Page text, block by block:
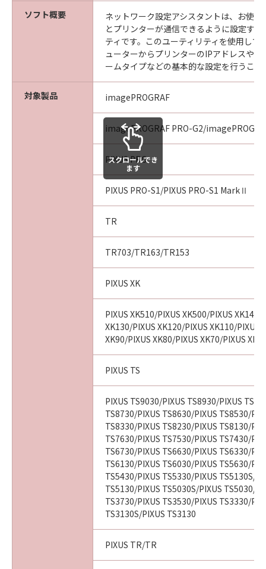
ソフト概要
ネットワーク設定アシスタントは、お使
とプリンターが通信できるように設定す
ティです。このユーティリティを使用して
ューターからプリンターのIPアドレスや
ームタイプなどの基本的な設定を行うこと
対象製品 imagePROGRAF
imagePROGRAF PRO-G2/
PIXUS PRO
PIXUS PRO-S1/PIXUS PRO-S1 MarkⅡ
TR
TR703/TR163/TR153
PIXUS XK
PIXUS XK510/PIXUS XK500/PIXUS XK140/
XK130/PIXUS XK120/PIXUS XK110/PIXUS
XK90/PIXUS XK80/PIXUS XK70/PIXUS
PIXUS TS
PIXUS TS9030/PIXUS TS8930/PIXUS
TS8730/PIXUS TS8630/PIXUS TS8530/
TS8330/PIXUS TS8230/PIXUS TS8130/
TS7630/PIXUS TS7530/PIXUS TS7430/
TS6730/PIXUS TS6630/PIXUS TS6330/
TS6130/PIXUS TS6030/PIXUS TS5630/
TS5430/PIXUS TS5330/PIXUS TS5130S/
TS5130/PIXUS TS5030S/PIXUS TS5030/
TS3730/PIXUS TS3530/PIXUS TS3330/
TS3130S/PIXUS TS3130
PIXUS TR/TR
スクロールでき
ます